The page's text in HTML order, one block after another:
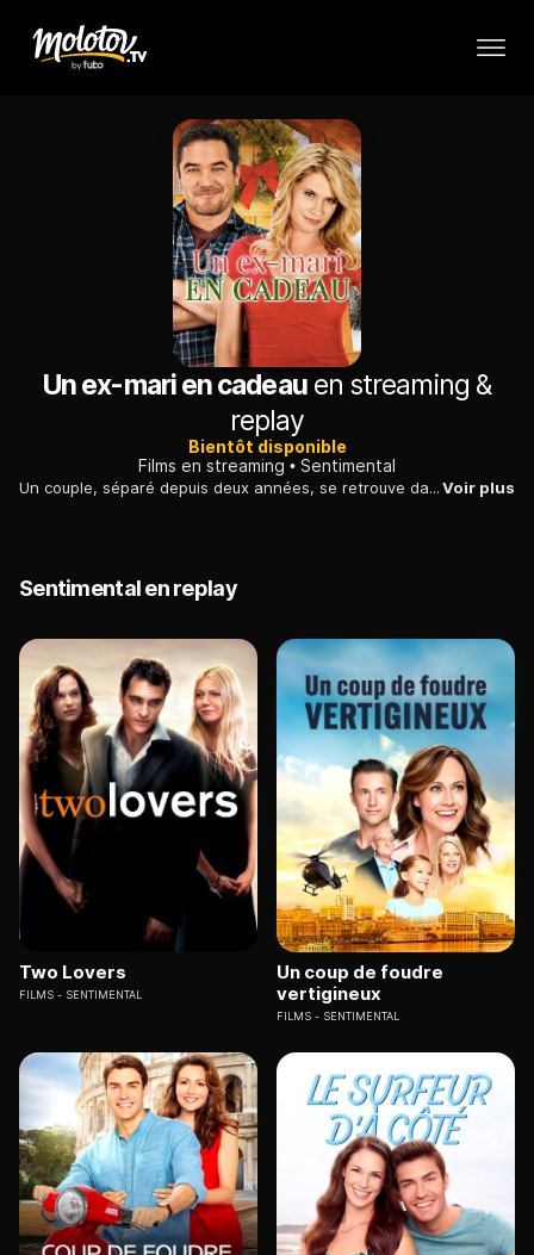
Un ex-mari en cadeauen streaming &
replay
Bientôt disponible
Films en streaming
Sentimental
Un couple, séparé depuis deux années, se retrouve dans le chalet familial à l'occasion des fêtes de fin d'année. La flamme pourra-t-elle renaître ?Voir plus
Sentimental en replay
Two Lovers
FILMS SENTIMENTAL
Un coup de foudre
vertigineux
FILMS SENTIMENTAL